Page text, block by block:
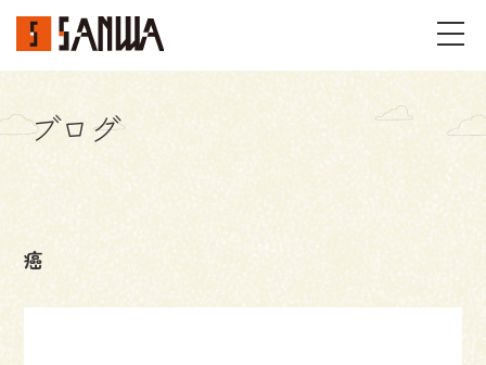
イベント・見学会
不動産情報
事例
ブログ
癌